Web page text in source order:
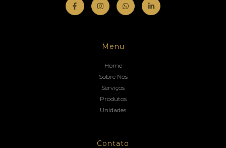
Menu
Home
Sobre Nós
Serviços
Produtos
Unidades
Contato